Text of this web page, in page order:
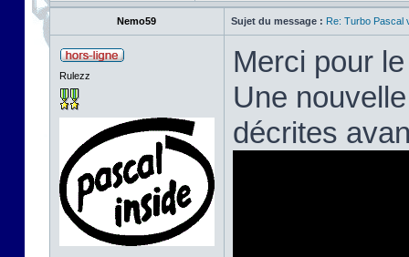
Nemo59 Sujet du message : Re: Turbo Pascal
Rulezz
Merci pour
Une
décrites